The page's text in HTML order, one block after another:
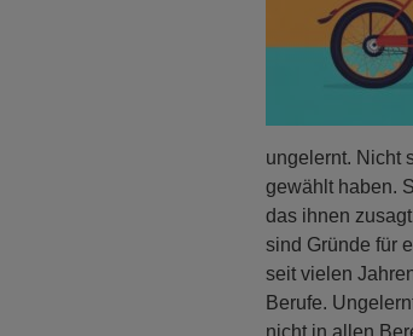
ungelernt. Nicht
gewählt haben.
das ihnen
sind Gründe für
seit vielen
Berufe.
nicht in allen